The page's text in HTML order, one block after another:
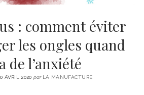
: comment éviter
les ongles quand
de l’anxiété
AVRIL 2020 parLA MANUFACTURE